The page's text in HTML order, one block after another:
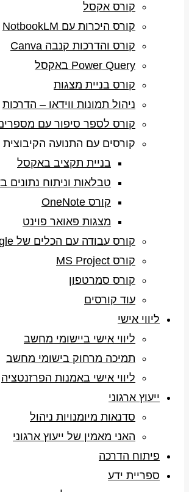
קורס אקסל
קורס היכרות עם NotbookLM
קורס והדרכות קנבה Canva
Power Query באקסל
קורס בניית מצגות
ניהול תמונות ווידאו – הדרכות
קורס לספר סיפור עם
קורסים עם התנועה הקיבוצית
בניית תקציב באקסל
טבלאות וניתוח נתונים
קורס OneNote
מצגות פאואר פוינט
קורס עבודה עם הכלים של Google
קורס MS Project
קורס סמרטפון
עוד קורסים
ליווי אישי
ליווי אישי ביישומי מחשב
תמיכה מרחוק בישומי מחשב
ליווי אישי באמנות הפרזנטציה
ייעוץ ארגוני
סדנאות מיומנויות ניהול
האני מאמין של ייעוץ ארגוני
פיתוח הדרכה
ספריית ידע